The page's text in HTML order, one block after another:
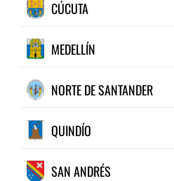
CÚCUTA
MEDELLÍN
NORTE DE SANTANDER
QUINDÍO
SAN ANDRÉS